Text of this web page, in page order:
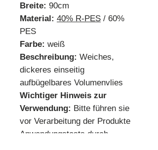
Breite: 90cm
Material: 40% R-PES / 60%
PES
Farbe: weiß
Beschreibung: Weiches,
dickeres einseitig
aufbügelbares Volumenvlies
Wichtiger Hinweis zur
Verwendung: Bitte führen sie
vor Verarbeitung der Produkte
Anwendungstests durch